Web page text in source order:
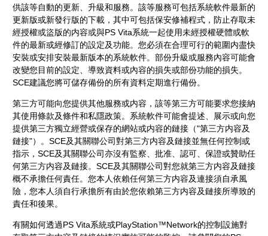
供該等自動的更新、升級和服務。該等服務可包括系統軟件最新的
更新版或新發行版的下載，其中可包括保安修補程式，防止存取未
經授權或盜版的内容或與PS Vita系統一起使用未經授權硬體或軟
件的最新或經修訂的設定及功能。您必須在合理可行的範圍内盡快
安裝或安排安裝最新版本的系統軟件。部份升級或服務內容可能會
改變您目前的設定、導致資料或內容的損失或部份功能的損失。
SCE建議您將可儲存備份的所有資料定期進行備份。
第三方可能向您提供其他服務或内容，該等第三方可能要求您接納
其使用條款及條件和私隱政策。系統軟件可能會提述、展示或向您
提供第三方獨立經營或保存的網站或内容的鏈接（"第三方内容及
鏈接"）。SCE及其關聯公司對第三方内容及鏈接並無任何控制或
指示，SCE及其關聯公司亦沒有監察、批准、認可、保證或贊助任
何第三方内容及鏈接。SCE及其關聯公司對您就第三方内容及鏈接
概不承擔任何責任。您本人依賴任何第三方内容及連接須自承風
險，您本人須自行承擔所有由於您依賴第三方内容及鏈接所導致的
責任和後果。
有關如何透過PS Vita系統或PlayStation™Network的控制設施對